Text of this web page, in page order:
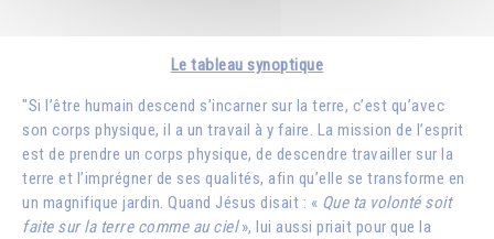
Le tableau synoptique
"Si l’être humain descend s’incarner sur la terre, c’est qu’avec
son corps physique, il a un travail à y faire. La mission de l’esprit
est de prendre un corps physique, de descendre travailler sur la
terre et l’imprégner de ses qualités, afin qu’elle se transforme en
un magnifique jardin. Quand Jésus disait : « Que ta volonté soit
faite sur la terre comme au ciel», lui aussi priait pour que la